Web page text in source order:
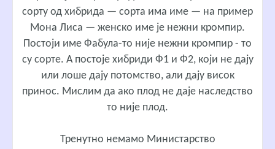
сорту од хибрида — сорта има име — на пример
Мона Лиса — женско име је нежни кромпир.
Постоји име Фабула-то није нежни кромпир - то
су сорте. А постоје хибриди Ф1 и Ф2, који не дају
или лоше дају потомство, али дају висок
принос. Мислим да ако плод не даје наследство
то није плод.
Тренутно немамо Министарство